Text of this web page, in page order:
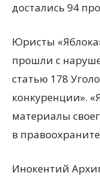
достались 94
Юристы
прошли с
статью 178
конкуренции».
материалы
в
Инокентий